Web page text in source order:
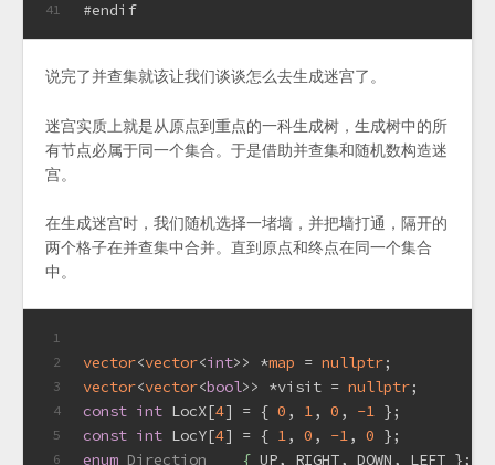
41
#endif
说完了并查集就该让我们谈谈怎么去生成迷宫了。
迷宫实质上就是从原点到重点的一科生成树，生成树中的所
有节点必属于同一个集合。于是借助并查集和随机数构造迷
宫。
在生成迷宫时，我们随机选择一堵墙，并把墙打通，隔开的
两个格子在并查集中合并。直到原点和终点在同一个集合
中。
1
2
3
4
5
6
vector<vector<int>> *map = nullptr;
vector<vector<bool>> *visit = nullptr;
const int LocX[4] = { 0 , 1, 0 , -1 };
const int LocY[4] = { 1, 0 , -1, 0 };
enum Direction
    {
UP, RIGHT, DOWN, LEFT };